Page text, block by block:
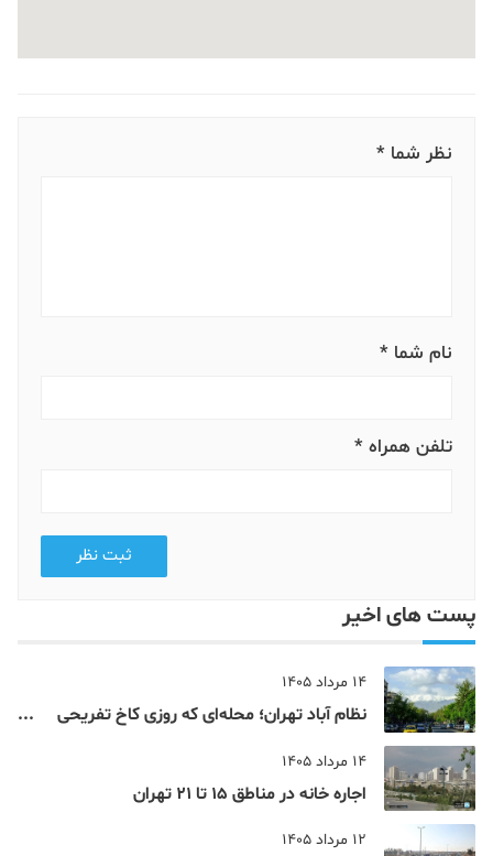
نظر شما *
نام شما *
تلفن همراه *
ثبت نظر
پست های اخیر
14 مرداد 1405
نظام‌ آباد تهران؛ محله‌ای که روزی کاخ تفریحی
14 مرداد 1405
اجاره خانه در مناطق 15 تا 21 تهران
12 مرداد 1405